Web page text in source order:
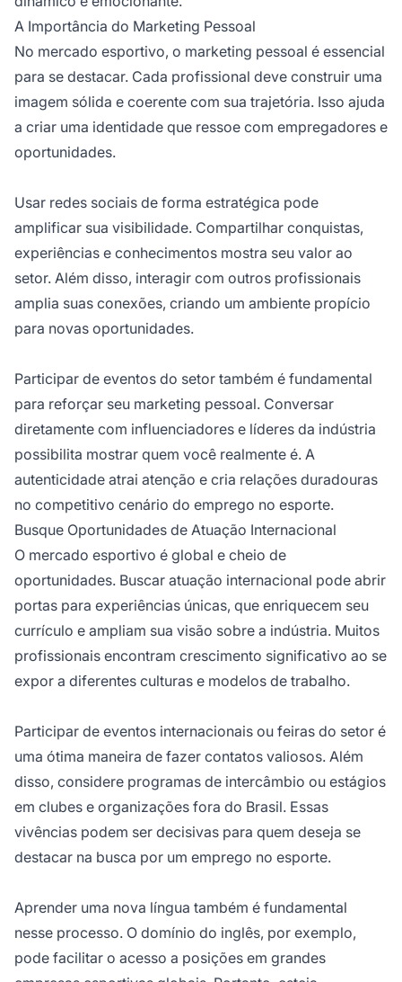
A Importância do Marketing Pessoal
No mercado esportivo, o marketing pessoal é essencial
para se destacar. Cada profissional deve construir uma
imagem sólida e coerente com sua trajetória. Isso ajuda
a criar uma identidade que ressoe com empregadores e
oportunidades.
Usar redes sociais de forma estratégica pode
amplificar sua visibilidade. Compartilhar conquistas,
experiências e conhecimentos mostra seu valor ao
setor. Além disso, interagir com outros profissionais
amplia suas conexões, criando um ambiente propício
para novas oportunidades.
Participar de eventos do setor também é fundamental
para reforçar seu marketing pessoal. Conversar
diretamente com influenciadores e líderes da indústria
possibilita mostrar quem você realmente é. A
autenticidade atrai atenção e cria relações duradouras
no competitivo cenário do emprego no esporte.
Busque Oportunidades de Atuação Internacional
O mercado esportivo é global e cheio de
oportunidades. Buscar atuação internacional pode abrir
portas para experiências únicas, que enriquecem seu
currículo e ampliam sua visão sobre a indústria. Muitos
profissionais encontram crescimento significativo ao se
expor a diferentes culturas e modelos de trabalho.
Participar de eventos internacionais ou feiras do setor é
uma ótima maneira de fazer contatos valiosos. Além
disso, considere programas de intercâmbio ou estágios
em clubes e organizações fora do Brasil. Essas
vivências podem ser decisivas para quem deseja se
destacar na busca por um emprego no esporte.
Aprender uma nova língua também é fundamental
nesse processo. O domínio do inglês, por exemplo,
pode facilitar o acesso a posições em grandes